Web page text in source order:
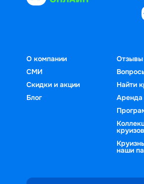
О компании
СМИ
Скидки и акции
Блог
Отзывы
Найти
Аренда
круизов
наши